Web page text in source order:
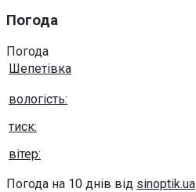
Погода
Погода
Шепетівка
вологість:
тиск:
вітер:
Погода на 10 днів від sinoptik.ua